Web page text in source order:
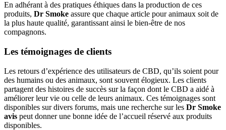
En adhérant à des pratiques éthiques dans la production de ces
produits, Dr Smoke assure que chaque article pour animaux soit de
la plus haute qualité, garantissant ainsi le bien-être de nos
compagnons.
Les témoignages de clients
Les retours d’expérience des utilisateurs de CBD, qu’ils soient pour
des humains ou des animaux, sont souvent élogieux. Les clients
partagent des histoires de succès sur la façon dont le CBD a aidé à
améliorer leur vie ou celle de leurs animaux. Ces témoignages sont
disponibles sur divers forums, mais une recherche sur les Dr Smoke
avis peut donner une bonne idée de l’accueil réservé aux produits
disponibles.